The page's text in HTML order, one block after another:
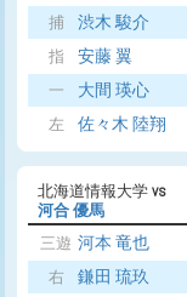
捕 渋木 駿介
指 安藤 翼
一 大間 瑛心
左 佐々木 陸翔
北海道情報大学vs
河合 優馬
三遊 河本 竜也
右 鎌田 琉玖